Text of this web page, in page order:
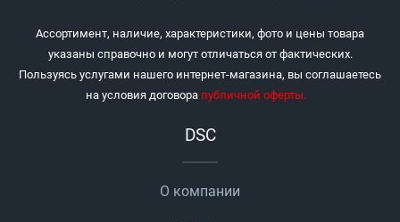
Ассортимент, наличие, характеристики, фото и цены товара
указаны справочно и могут отличаться от фактических.
Пользуясь услугами нашего интернет-магазина, вы соглашаетесь
на условия договора публичной оферты.
DSC
О компании